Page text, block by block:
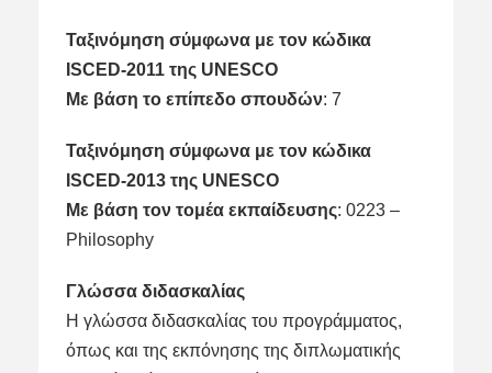
Ταξινόμηση σύμφωνα με τον κώδικα
ISCED-2011 της UNESCO
Με βάση το επίπεδο σπουδών: 7
Ταξινόμηση σύμφωνα με τον κώδικα
ISCED-2013 της UNESCO
Mε βάση τον τομέα εκπαίδευσης: 0223 –
Philosophy
Γλώσσα διδασκαλίας
Η γλώσσα διδασκαλίας του προγράμματος,
όπως και της εκπόνησης της διπλωματικής